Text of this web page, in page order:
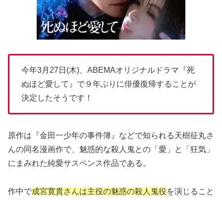
今年3月27日(木)、ABEMAオリジナルドラマ『死
ぬほど愛して』で９年ぶりに俳優復帰することが
決定したそうです！
原作は『金田一少年の事件簿』などで知られる天樹征丸さ
んの同名漫画作で、魅惑的な殺人鬼との「愛」と「狂気」
にまみれた純愛サスペンス作品である。
作中で成宮寛貴さんは主役の魅惑の殺人鬼役を演じること